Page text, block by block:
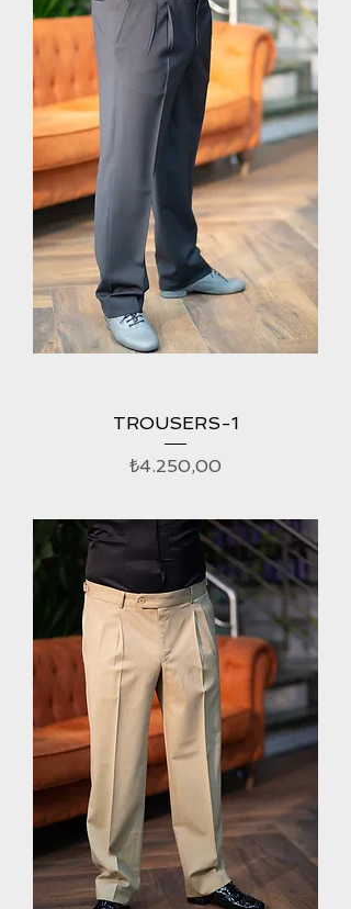
TROUSERS-1
Fiyat
₺4.250,00